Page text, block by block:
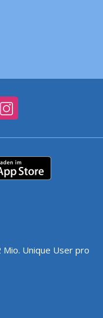
Unique User pro